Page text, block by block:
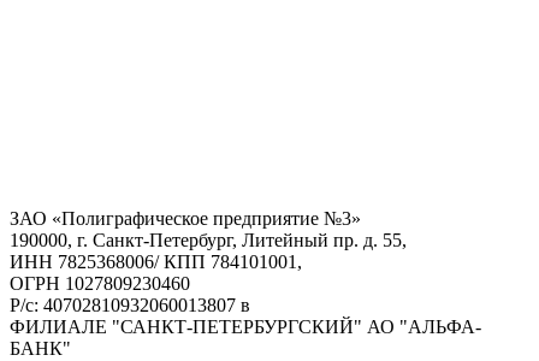
ЗАО «Полиграфическое предприятие №3»
190000, г. Санкт-Петербург, Литейный пр. д. 55,
ИНН 7825368006/ КПП 784101001,
ОГРН 1027809230460
Р/с: 40702810932060013807 в
ФИЛИАЛЕ "САНКТ-ПЕТЕРБУРГСКИЙ" АО "АЛЬФА-
БАНК"